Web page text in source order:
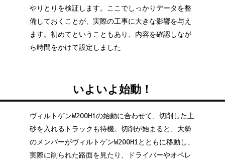
やりとりを検証します。ここでしっかりデータを整
備しておくことが、実際の工事に大きな影響を与え
ます。初めてということもあり、内容を確認しなが
ら時間をかけて設定しました
いよいよ始動！
ヴィルトゲンW200Hiの始動に合わせて、切削した土
砂を入れるトラックも待機。切削が始まると、大勢
のメンバーがヴィルトゲンW200Hiとともに移動し、
実際に削られた路面を見たり、ドライバーやオペレ